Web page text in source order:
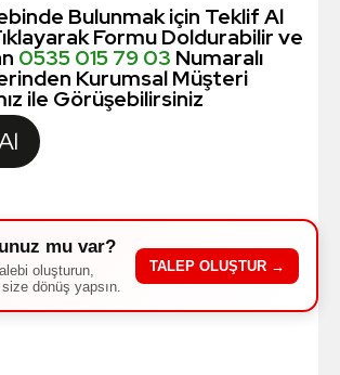
Bulunmak için Teklif Al
Formu Doldurabilir ve
0535 015 79 03 Numaralı
Kurumsal Müşteri
ile Görüşebilirsiniz
mu var?
oluşturun,
dönüş yapsın.
TALEP OLUŞTUR →